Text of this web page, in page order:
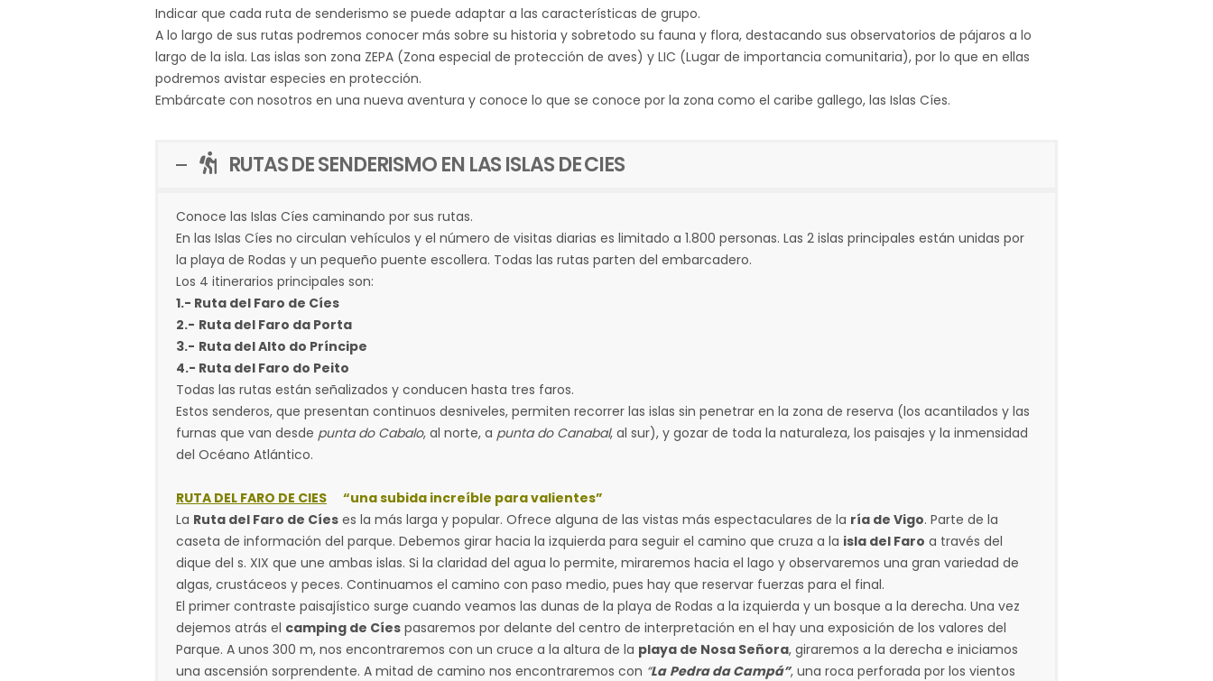
Indicar que cada ruta de senderismo se puede adaptar a las características de grupo.
A lo largo de sus rutas podremos conocer más sobre su historia y sobretodo su fauna y flora, destacando sus observatorios de pájaros a lo
largo de la isla. Las islas son zona ZEPA (Zona especial de protección de aves) y LIC (Lugar de importancia comunitaria), por lo que en ellas
podremos avistar especies en protección.
Embárcate con nosotros en una nueva aventura y conoce lo que se conoce por la zona como el caribe gallego, las Islas Cíes.
RUTAS DE SENDERISMO EN LAS ISLAS DE CIES
Conoce las Islas Cíes caminando por sus rutas.
En las Islas Cíes no circulan vehículos y el número de visitas diarias es limitado a 1.800 personas. Las 2 islas principales están unidas por
la playa de Rodas y un pequeño puente escollera. Todas las rutas parten del embarcadero.
Los 4 itinerarios principales son:
1.- Ruta del Faro de Cíes
2.- Ruta del Faro da Porta
3.- Ruta del Alto do Príncipe
4.- Ruta del Faro do Peito
Todas las rutas están señalizados y conducen hasta tres faros.
Estos senderos, que presentan continuos desniveles, permiten recorrer las islas sin penetrar en la zona de reserva (los acantilados y las
furnas que van desde punta do Cabalo, al norte, a punta do Canabal, al sur), y gozar de toda la naturaleza, los paisajes y la inmensidad
del Océano Atlántico.
RUTA DEL FARO DE CIES
“una subida increíble para valientes”
La Ruta del Faro de Cíes es la más larga y popular. Ofrece alguna de las vistas más espectaculares de la ría de Vigo. Parte de la
caseta de información del parque. Debemos girar hacia la izquierda para seguir el camino que cruza a la isla del Faro a través del
dique del s. XIX que une ambas islas. Si la claridad del agua lo permite, miraremos hacia el lago y observaremos una gran variedad de
algas, crustáceos y peces. Continuamos el camino con paso medio, pues hay que reservar fuerzas para el final.
El primer contraste paisajístico surge cuando veamos las dunas de la playa de Rodas a la izquierda y un bosque a la derecha. Una vez
dejemos atrás el camping de Cíes pasaremos por delante del centro de interpretación en el hay una exposición de los valores del
Parque. A unos 300 m, nos encontraremos con un cruce a la altura de la playa de Nosa Señora, giraremos a la derecha e iniciamos
una ascensión sorprendente. A mitad de camino nos encontraremos con “La Pedra da Campá”, una roca perforada por los vientos